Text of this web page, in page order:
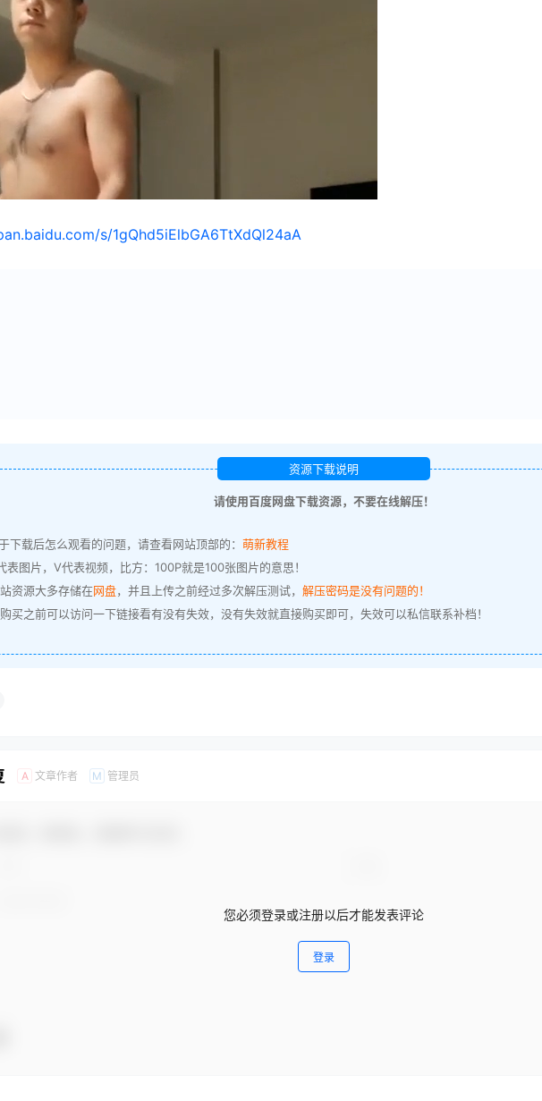
s/1gQhd5iElbGA6TtXdQl24aA
资源下载说明
请使用百度网盘下载资源，不要在线解压！
下载后怎么观看的问题，请查看网站顶部的： 萌新教程
表图片，V代表视频，比方：100P就是100张图片的意思！
资源大多存储在网盘，并且上传之前经过多次解压测试， 解压密码是没有问题的！
买之前可以访问一下链接看有没有失效，没有失效就直接购买即可，失效可以私信联系补档！
A 文章作者 M 管理员
您必须登录或注册以后才能发表评论
登录